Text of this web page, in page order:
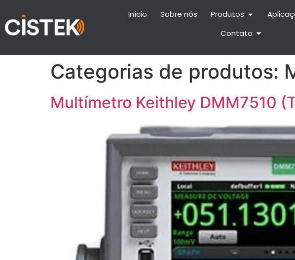
Início Sobre nós Produtos
Contato
Categorias de produtos:
Multímetro Keithley DMM7510